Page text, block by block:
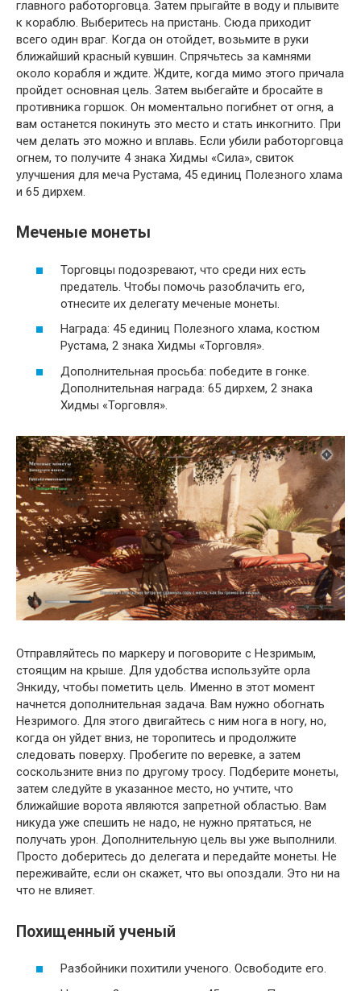
главного работорговца. Затем прыгайте в воду и плывите
к кораблю. Выберитесь на пристань. Сюда приходит
всего один враг. Когда он отойдет, возьмите в руки
ближайший красный кувшин. Спрячьтесь за камнями
около корабля и ждите. Ждите, когда мимо этого причала
пройдет основная цель. Затем выбегайте и бросайте в
противника горшок. Он моментально погибнет от огня, а
вам останется покинуть это место и стать инкогнито. При
чем делать это можно и вплавь. Если убили работорговца
огнем, то получите 4 знака Хидмы «Сила», свиток
улучшения для меча Рустама, 45 единиц Полезного хлама
и 65 дирхем.
Меченые монеты
Торговцы подозревают, что среди них есть
предатель. Чтобы помочь разоблачить его,
отнесите их делегату меченые монеты.
Награда: 45 единиц Полезного хлама, костюм
Рустама, 2 знака Хидмы «Торговля».
Дополнительная просьба: победите в гонке.
Дополнительная награда: 65 дирхем, 2 знака
Хидмы «Торговля».
Отправляйтесь по маркеру и поговорите с Незримым,
стоящим на крыше. Для удобства используйте орла
Энкиду, чтобы пометить цель. Именно в этот момент
начнется дополнительная задача. Вам нужно обогнать
Незримого. Для этого двигайтесь с ним нога в ногу, но,
когда он уйдет вниз, не торопитесь и продолжите
следовать поверху. Пробегите по веревке, а затем
соскользните вниз по другому тросу. Подберите монеты,
затем следуйте в указанное место, но учтите, что
ближайшие ворота являются запретной областью. Вам
никуда уже спешить не надо, не нужно прятаться, не
получать урон. Дополнительную цель вы уже выполнили.
Просто доберитесь до делегата и передайте монеты. Не
переживайте, если он скажет, что вы опоздали. Это ни на
что не влияет.
Похищенный ученый
Разбойники похитили ученого. Освободите его.